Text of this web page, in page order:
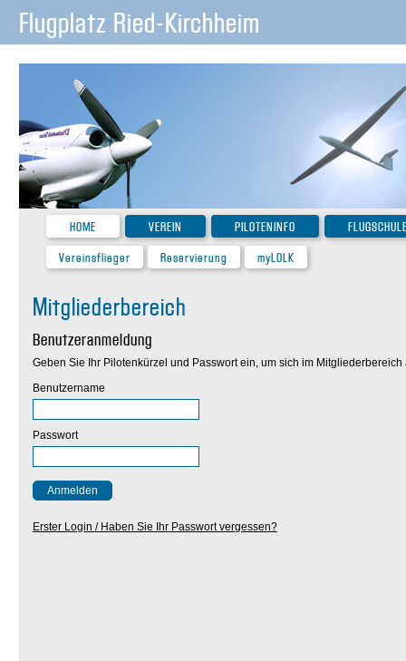
Flugplatz Ried-Kirchheim
HOME VEREIN PILOTENINFO
Vereinsflieger
Reservierung myLOLK
Mitgliederbereich
Benutzeranmeldung
Geben Sie Ihr Pilotenkürzel und Passwort ein, um sich im
Benutzername
Passwort
Erster Login / Haben Sie Ihr Passwort vergessen?